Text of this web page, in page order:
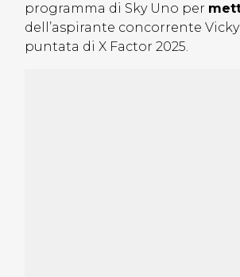
programma di Sky Uno per
dell’aspirante concorrente
puntata di X Factor 2025.